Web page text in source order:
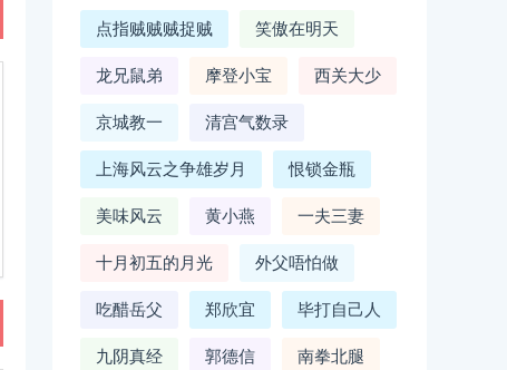
点指贼贼贼捉贼 笑傲在明天
龙兄鼠弟 摩登小宝 西关大少
京城教一 清宫气数录
上海风云之争雄岁月 恨锁金瓶
美味风云 黄小燕 一夫三妻
十月初五的月光 外父唔怕做
吃醋岳父 郑欣宜 毕打自己人
九阴真经 郭德信 南拳北腿